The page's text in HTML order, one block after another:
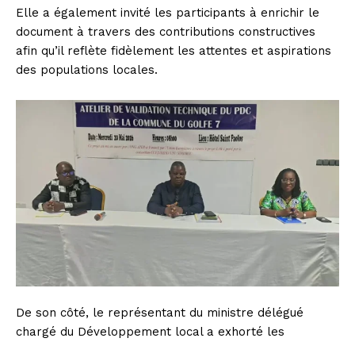
Elle a également invité les participants à enrichir le
document à travers des contributions constructives
afin qu’il reflète fidèlement les attentes et aspirations
des populations locales.
De son côté, le représentant du ministre délégué
chargé du Développement local a exhorté les